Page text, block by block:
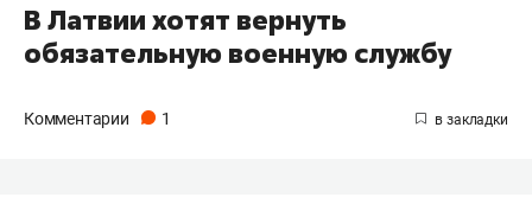
В Латвии хотят вернуть
обязательную военную службу
Комментарии 1